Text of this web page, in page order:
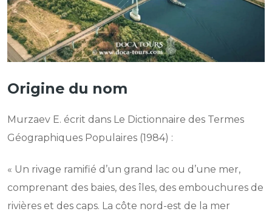
Origine du nom
Murzaev E. écrit dans Le Dictionnaire des Termes
Géographiques Populaires (1984) :
« Un rivage ramifié d’un grand lac ou d’une mer,
comprenant des baies, des îles, des embouchures de
rivières et des caps. La côte nord-est de la mer